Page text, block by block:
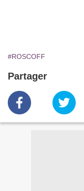
#ROSCOFF
Partager